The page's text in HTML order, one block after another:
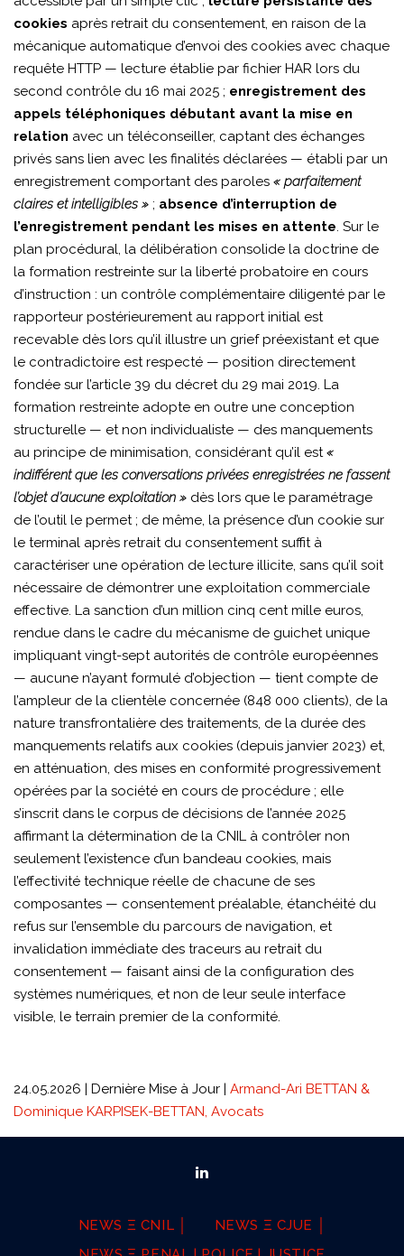
cookies après retrait du consentement, en raison de la
mécanique automatique d’envoi des cookies avec chaque
requête HTTP — lecture établie par fichier HAR lors du
second contrôle du 16 mai 2025 ; enregistrement des
appels téléphoniques débutant avant la mise en
relation avec un téléconseiller, captant des échanges
privés sans lien avec les finalités déclarées — établi par un
enregistrement comportant des paroles « parfaitement
claires et intelligibles » ; absence d’interruption de
l’enregistrement pendant les mises en attente. Sur le
plan procédural, la délibération consolide la doctrine de
la formation restreinte sur la liberté probatoire en cours
d’instruction : un contrôle complémentaire diligenté par le
rapporteur postérieurement au rapport initial est
recevable dès lors qu’il illustre un grief préexistant et que
le contradictoire est respecté — position directement
fondée sur l’article 39 du décret du 29 mai 2019. La
formation restreinte adopte en outre une conception
structurelle — et non individualiste — des manquements
au principe de minimisation, considérant qu’il est«
indifférent que les conversations privées enregistrées ne fassent
l’objet d’aucune exploitation » dès lors que le paramétrage
de l’outil le permet ; de même, la présence d’un cookie sur
le terminal après retrait du consentement suffit à
caractériser une opération de lecture illicite, sans qu’il soit
nécessaire de démontrer une exploitation commerciale
effective. La sanction d’un million cinq cent mille euros,
rendue dans le cadre du mécanisme de guichet unique
impliquant vingt-sept autorités de contrôle européennes
— aucune n’ayant formulé d’objection — tient compte de
l’ampleur de la clientèle concernée (848 000 clients), de la
nature transfrontalière des traitements, de la durée des
manquements relatifs aux cookies (depuis janvier 2023) et,
en atténuation, des mises en conformité progressivement
opérées par la société en cours de procédure ; elle
s’inscrit dans le corpus de décisions de l’année 2025
affirmant la détermination de la CNIL à contrôler non
seulement l’existence d’un bandeau cookies, mais
l’effectivité technique réelle de chacune de ses
composantes — consentement préalable, étanchéité du
refus sur l’ensemble du parcours de navigation, et
invalidation immédiate des traceurs au retrait du
consentement — faisant ainsi de la configuration des
systèmes numériques, et non de leur seule interface
visible, le terrain premier de la conformité.
24.05.2026 | Dernière Mise à Jour | Armand-Ari BETTAN &
Dominique KARPISEK-BETTAN, Avocats
NEWS Ξ CNIL │
NEWS Ξ CJUE │